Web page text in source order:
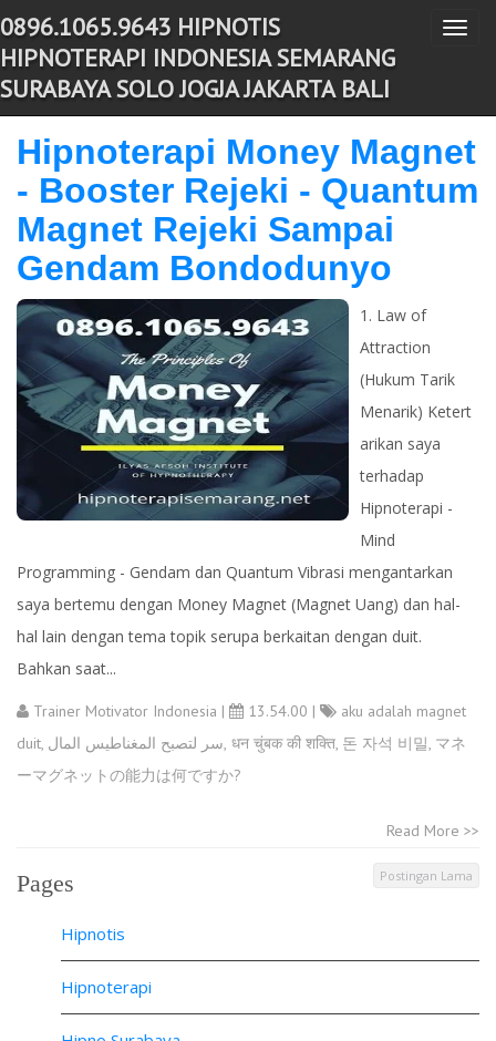
-->
T
g
l
e
t
i
0896.1065.9643 HIPNOTIS
HIPNOTERAPI INDONESIA SEMARANG
SURABAYA SOLO JOGJA JAKARTA BALI
Hipnoterapi Money Magnet
- Booster Rejeki - Quantum
Magnet Rejeki Sampai
Gendam Bondodunyo
1. Law of
Attraction
(Hukum Tarik
Menarik) Ketert
arikan saya
terhadap
Hipnoterapi -
Mind
Programming - Gendam dan Quantum Vibrasi mengantarkan
saya bertemu dengan Money Magnet (Magnet Uang) dan hal-
hal lain dengan tema topik serupa berkaitan dengan duit.
Bahkan saat...
Trainer Motivator Indonesia | 13.54.00 |
aku adalah magnet
duit, سر لتصبح المغناطيس المال, धन चुंबक की शक्ति, 돈 자석 비밀, マネ
ーマグネットの能力は何ですか?
Read More >>
Postingan Lama
Pages
Hipnotis
Hipnoterapi